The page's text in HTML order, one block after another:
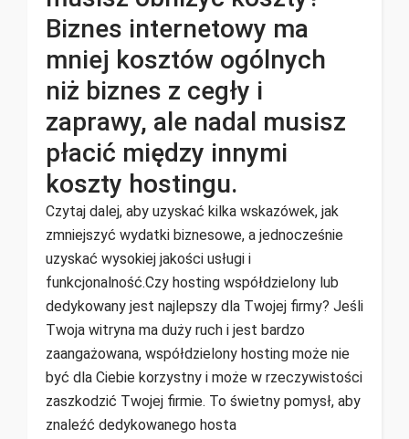
Biznes internetowy ma
mniej kosztów ogólnych
niż biznes z cegły i
zaprawy, ale nadal musisz
płacić między innymi
koszty hostingu.
Czytaj dalej, aby uzyskać kilka wskazówek, jak
zmniejszyć wydatki biznesowe, a jednocześnie
uzyskać wysokiej jakości usługi i
funkcjonalność.Czy hosting współdzielony lub
dedykowany jest najlepszy dla Twojej firmy? Jeśli
Twoja witryna ma duży ruch i jest bardzo
zaangażowana, współdzielony hosting może nie
być dla Ciebie korzystny i może w rzeczywistości
zaszkodzić Twojej firmie. To świetny pomysł, aby
znaleźć dedykowanego hosta